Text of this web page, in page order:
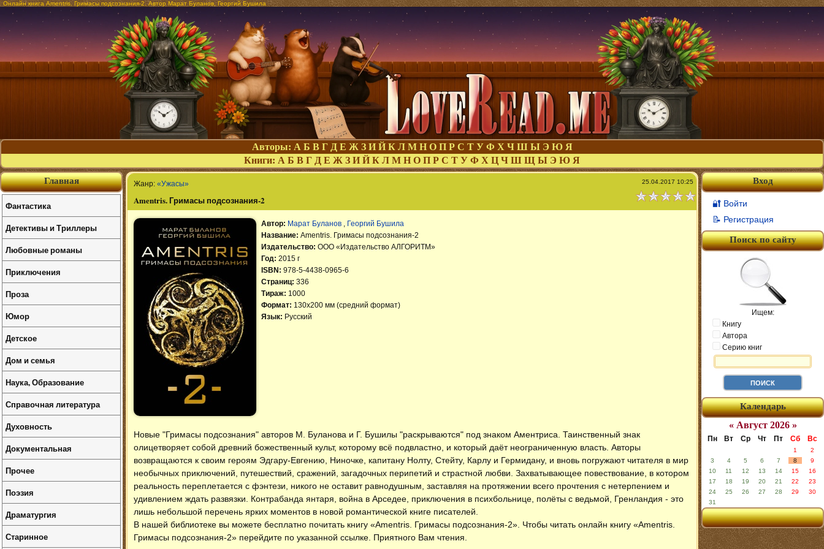
Онлайн книга Amentris. Гримасы подсознания-2. Автор Марат Буланов, Георгий Бушила
Авторы: А Б В Г Д Е Ж З И Й К Л М Н О П Р С Т У Ф Х Ч Ш Ы Э Ю Я
Книги: А Б В Г Д Е Ж З И Й К Л М Н О П Р С Т У Ф Х Ц Ч Ш Щ Ы Э Ю Я
Жанр: «Ужасы»
Amentris. Гримасы подсознания-2
25.04.2017 10:25
Автор: Марат Буланов , Георгий Бушила
Название: Amentris. Гримасы подсознания-2
Издательство: ООО «Издательство АЛГОРИТМ»
Год: 2015 г
ISBN: 978-5-4438-0965-6
Страниц: 336
Тираж: 1000
Формат: 130х200 мм (средний формат)
Язык: Русский
Новые "Гримасы подсознания" авторов М. Буланова и Г. Бушилы "раскрываются" под знаком Аментриса. Таинственный знак
олицетворяет собой древний божественный культ, которому всё подвластно, и который даёт неограниченную власть. Авторы
возвращаются к своим героям Эдгару-Евгению, Ниночке, капитану Нолту, Стейту, Карлу и Гермидану, и вновь погружают читателя в мир
необычных приключений, путешествий, сражений, загадочных перипетий и страстной любви. Захватывающее повествование, в котором
реальность переплетается с фэнтези, никого не оставит равнодушным, заставляя на протяжении всего прочтения с нетерпением и
удивлением ждать развязки. Контрабанда янтаря, война в Арседее, приключения в психбольнице, полёты с ведьмой, Гренландия - это
лишь небольшой перечень ярких моментов в новой романтической книге писателей.
В нашей библиотеке вы можете бесплатно почитать книгу «Amentris. Гримасы подсознания-2» . Чтобы читать онлайн книгу «Amentris.
Гримасы подсознания-2» перейдите по указанной ссылке. Приятного Вам чтения.
Вход
🔐 Войти
📝 Регистрация
Поиск по сайту
Ищем:
Книгу
Автора
Серию книг
Календарь
« Август 2026 »
Пн Вт Ср Чт Пт Сб Вс
1
2
3
4 5 6 7 8
9
10
11 12 13 14 15
16
17
18 19 20 21 22
23
24
25 26 27 28 29
30
31
Главная
Фантастика
Детективы и Триллеры
Любовные романы
Приключения
Проза
Юмор
Детское
Дом и семья
Наука, Образование
Справочная литература
Духовность
Документальная
Прочее
Поэзия
Драматургия
Старинное